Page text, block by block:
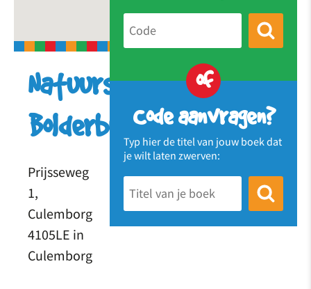
of
Code aanvragen?
Typ hier de titel van jouw boek dat
je wilt laten zwerven:
Natuurspeeltuin
Bolderburen
Prijsseweg
1,
Culemborg
4105LE in
Culemborg